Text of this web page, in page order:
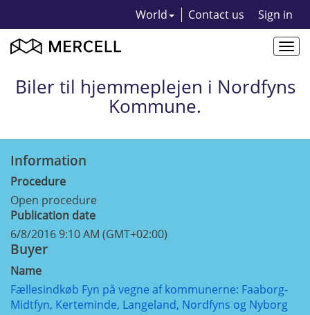
World Contact us Sign in
Biler til hjemmeplejen i Nordfyns
Kommune.
Information
Procedure
Open procedure
Publication date
6/8/2016 9:10 AM (GMT+02:00)
Buyer
Name
Fællesindkøb Fyn på vegne af kommunerne: Faaborg-
Midtfyn, Kerteminde, Langeland, Nordfyns og Nyborg